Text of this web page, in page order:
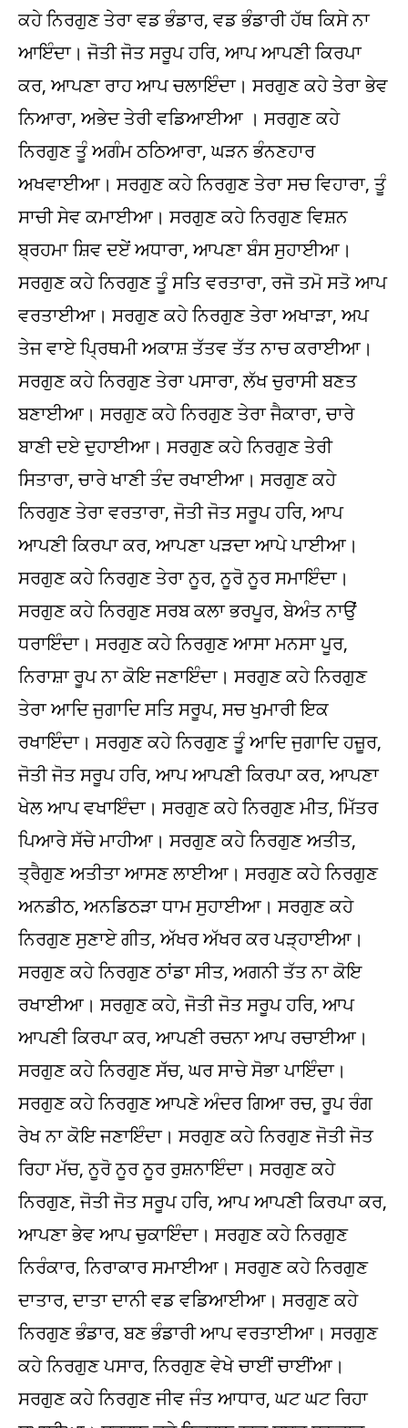
ਕਹੇ ਨਿਰਗੁਣ ਤੇਰਾ ਵਡ ਭੰਡਾਰ, ਵਡ ਭੰਡਾਰੀ ਹੱਥ ਕਿਸੇ ਨਾ
ਆਇੰਦਾ। ਜੋਤੀ ਜੋਤ ਸਰੂਪ ਹਰਿ, ਆਪ ਆਪਣੀ ਕਿਰਪਾ
ਕਰ, ਆਪਣਾ ਰਾਹ ਆਪ ਚਲਾਇੰਦਾ। ਸਰਗੁਣ ਕਹੇ ਤੇਰਾ ਭੇਵ
ਨਿਆਰਾ, ਅਭੇਦ ਤੇਰੀ ਵਡਿਆਈਆ । ਸਰਗੁਣ ਕਹੇ
ਨਿਰਗੁਣ ਤੂੰ ਅਗੰਮ ਠਠਿਆਰਾ, ਘੜਨ ਭੰਨਣਹਾਰ
ਅਖਵਾਈਆ। ਸਰਗੁਣ ਕਹੇ ਨਿਰਗੁਣ ਤੇਰਾ ਸਚ ਵਿਹਾਰਾ, ਤੂੰ
ਸਾਚੀ ਸੇਵ ਕਮਾਈਆ। ਸਰਗੁਣ ਕਹੇ ਨਿਰਗੁਣ ਵਿਸ਼ਨ
ਬ੍ਰਹਮਾ ਸ਼ਿਵ ਦਏਂ ਅਧਾਰਾ, ਆਪਣਾ ਬੰਸ ਸੁਹਾਈਆ।
ਸਰਗੁਣ ਕਹੇ ਨਿਰਗੁਣ ਤੂੰ ਸਤਿ ਵਰਤਾਰਾ, ਰਜੋ ਤਮੋ ਸਤੋ ਆਪ
ਵਰਤਾਈਆ। ਸਰਗੁਣ ਕਹੇ ਨਿਰਗੁਣ ਤੇਰਾ ਅਖਾੜਾ, ਅਪ
ਤੇਜ ਵਾਏ ਪ੍ਰਿਥਮੀ ਅਕਾਸ਼ ਤੱਤਵ ਤੱਤ ਨਾਚ ਕਰਾਈਆ।
ਸਰਗੁਣ ਕਹੇ ਨਿਰਗੁਣ ਤੇਰਾ ਪਸਾਰਾ, ਲੱਖ ਚੁਰਾਸੀ ਬਣਤ
ਬਣਾਈਆ। ਸਰਗੁਣ ਕਹੇ ਨਿਰਗੁਣ ਤੇਰਾ ਜੈਕਾਰਾ, ਚਾਰੇ
ਬਾਣੀ ਦਏ ਦੁਹਾਈਆ। ਸਰਗੁਣ ਕਹੇ ਨਿਰਗੁਣ ਤੇਰੀ
ਸਿਤਾਰਾ, ਚਾਰੇ ਖਾਣੀ ਤੰਦ ਰਖਾਈਆ। ਸਰਗੁਣ ਕਹੇ
ਨਿਰਗੁਣ ਤੇਰਾ ਵਰਤਾਰਾ, ਜੋਤੀ ਜੋਤ ਸਰੂਪ ਹਰਿ, ਆਪ
ਆਪਣੀ ਕਿਰਪਾ ਕਰ, ਆਪਣਾ ਪੜਦਾ ਆਪੇ ਪਾਈਆ।
ਸਰਗੁਣ ਕਹੇ ਨਿਰਗੁਣ ਤੇਰਾ ਨੂਰ, ਨੂਰੋ ਨੂਰ ਸਮਾਇੰਦਾ।
ਸਰਗੁਣ ਕਹੇ ਨਿਰਗੁਣ ਸਰਬ ਕਲਾ ਭਰਪੂਰ, ਬੇਅੰਤ ਨਾਉਂ
ਧਰਾਇੰਦਾ। ਸਰਗੁਣ ਕਹੇ ਨਿਰਗੁਣ ਆਸਾ ਮਨਸਾ ਪੂਰ,
ਨਿਰਾਸ਼ਾ ਰੂਪ ਨਾ ਕੋਇ ਜਣਾਇੰਦਾ। ਸਰਗੁਣ ਕਹੇ ਨਿਰਗੁਣ
ਤੇਰਾ ਆਦਿ ਜੁਗਾਦਿ ਸਤਿ ਸਰੂਪ, ਸਚ ਖੁਮਾਰੀ ਇਕ
ਰਖਾਇੰਦਾ। ਸਰਗੁਣ ਕਹੇ ਨਿਰਗੁਣ ਤੂੰ ਆਦਿ ਜੁਗਾਦਿ ਹਜ਼ੂਰ,
ਜੋਤੀ ਜੋਤ ਸਰੂਪ ਹਰਿ, ਆਪ ਆਪਣੀ ਕਿਰਪਾ ਕਰ, ਆਪਣਾ
ਖੇਲ ਆਪ ਵਖਾਇੰਦਾ। ਸਰਗੁਣ ਕਹੇ ਨਿਰਗੁਣ ਮੀਤ, ਮਿੱਤਰ
ਪਿਆਰੇ ਸੱਚੇ ਮਾਹੀਆ। ਸਰਗੁਣ ਕਹੇ ਨਿਰਗੁਣ ਅਤੀਤ,
ਤ੍ਰੈਗੁਣ ਅਤੀਤਾ ਆਸਣ ਲਾਈਆ। ਸਰਗੁਣ ਕਹੇ ਨਿਰਗੁਣ
ਅਨਡੀਠ, ਅਨਡਿਠੜਾ ਧਾਮ ਸੁਹਾਈਆ। ਸਰਗੁਣ ਕਹੇ
ਨਿਰਗੁਣ ਸੁਣਾਏ ਗੀਤ, ਅੱਖਰ ਅੱਖਰ ਕਰ ਪੜ੍ਹਾਈਆ।
ਸਰਗੁਣ ਕਹੇ ਨਿਰਗੁਣ ਠਾਂਡਾ ਸੀਤ, ਅਗਨੀ ਤੱਤ ਨਾ ਕੋਇ
ਰਖਾਈਆ। ਸਰਗੁਣ ਕਹੇ, ਜੋਤੀ ਜੋਤ ਸਰੂਪ ਹਰਿ, ਆਪ
ਆਪਣੀ ਕਿਰਪਾ ਕਰ, ਆਪਣੀ ਰਚਨਾ ਆਪ ਰਚਾਈਆ।
ਸਰਗੁਣ ਕਹੇ ਨਿਰਗੁਣ ਸੱਚ, ਘਰ ਸਾਚੇ ਸੋਭਾ ਪਾਇੰਦਾ।
ਸਰਗੁਣ ਕਹੇ ਨਿਰਗੁਣ ਆਪਣੇ ਅੰਦਰ ਗਿਆ ਰਚ, ਰੂਪ ਰੰਗ
ਰੇਖ ਨਾ ਕੋਇ ਜਣਾਇੰਦਾ। ਸਰਗੁਣ ਕਹੇ ਨਿਰਗੁਣ ਜੋਤੀ ਜੋਤ
ਰਿਹਾ ਮੱਚ, ਨੂਰੋ ਨੂਰ ਨੂਰ ਰੁਸ਼ਨਾਇੰਦਾ। ਸਰਗੁਣ ਕਹੇ
ਨਿਰਗੁਣ, ਜੋਤੀ ਜੋਤ ਸਰੂਪ ਹਰਿ, ਆਪ ਆਪਣੀ ਕਿਰਪਾ ਕਰ,
ਆਪਣਾ ਭੇਵ ਆਪ ਚੁਕਾਇੰਦਾ। ਸਰਗੁਣ ਕਹੇ ਨਿਰਗੁਣ
ਨਿਰੰਕਾਰ, ਨਿਰਾਕਾਰ ਸਮਾਈਆ। ਸਰਗੁਣ ਕਹੇ ਨਿਰਗੁਣ
ਦਾਤਾਰ, ਦਾਤਾ ਦਾਨੀ ਵਡ ਵਡਿਆਈਆ। ਸਰਗੁਣ ਕਹੇ
ਨਿਰਗੁਣ ਭੰਡਾਰ, ਬਣ ਭੰਡਾਰੀ ਆਪ ਵਰਤਾਈਆ। ਸਰਗੁਣ
ਕਹੇ ਨਿਰਗੁਣ ਪਸਾਰ, ਨਿਰਗੁਣ ਵੇਖੇ ਚਾਈਂ ਚਾਈਂਆ।
ਸਰਗੁਣ ਕਹੇ ਨਿਰਗੁਣ ਜੀਵ ਜੰਤ ਆਧਾਰ, ਘਟ ਘਟ ਰਿਹਾ